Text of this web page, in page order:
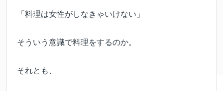
「料理は女性がしなきゃいけない」
そういう意識で料理をするのか。
それとも、